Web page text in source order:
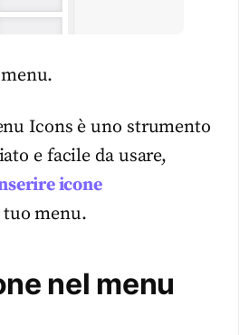
Icons è uno strumento
e facile da usare,
icone
menu.
nel menu